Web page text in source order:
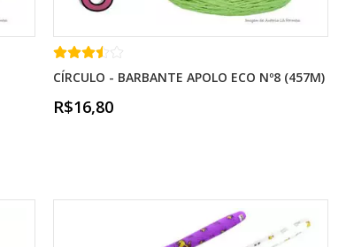
CÍRCULO - BARBANTE APOLO ECO Nº8 (457M)
R$16,80